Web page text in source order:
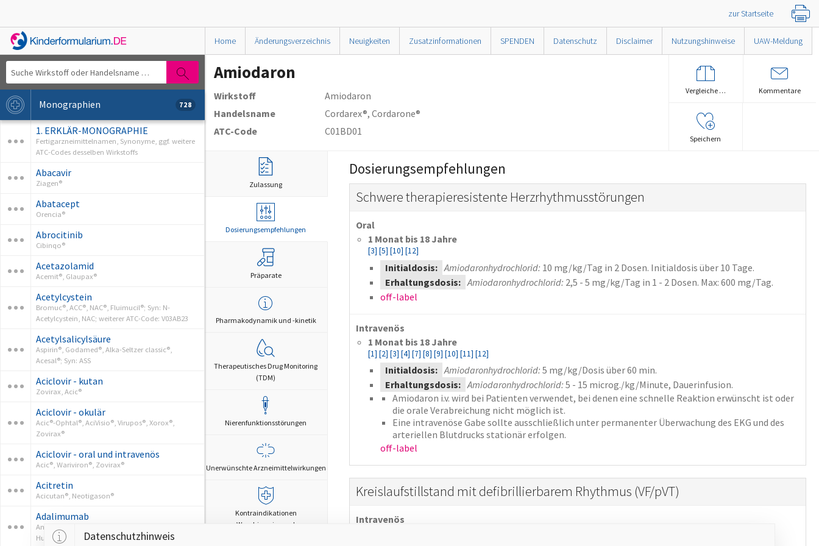
Datenschutzhinweis
zur Startseite
Home Änderungsverzeichnis Neuigkeiten Zusatzinformationen SPENDEN Datenschutz Disclaimer Nutzungshinweise UAW-Meldung
Monographien 728
1. ERKLÄR-MONOGRAPHIE
Fertigarzneimittelnamen, Synonyme, ggf. weitere
ATC-Codes desselben Wirkstoffs
Abacavir
Ziagen®
Abatacept
Orencia®
Abrocitinib
Cibinqo®
Acetazolamid
Acemit®, Glaupax®
Acetylcystein
Bromuc®, ACC®, NAC®, Fluimucil®; Syn: N-
Acetylcystein, NAC; weiterer ATC-Code: V03AB23
Acetylsalicylsäure
Aspirin®, Godamed®, Alka-Seltzer classic®,
Acesal®; Syn: ASS
Aciclovir - kutan
Zovirax, Acic®
Aciclovir - okulär
Acic®-Ophtal®, AciVisio®, Virupos®, Xorox®,
Zovirax®
Aciclovir - oral und intravenös
Acic®, Wariviron®, Zovirax®
Acitretin
Acicutan®, Neotigason®
Adalimumab
Amgevita®, Amsparity®, Hukyndra®, Hulio®,
Humira®, Hyrimoz®, Idacio®, Imraldi®, Yuflyma®
Amiodaron
Wirkstoff
Amiodaron
Handelsname
Cordarex®, Cordarone®
ATC-Code
C01BD01
Vergleiche … Kommentare
Speichern
Zulassung
Dosierungsempfehlungen
Präparate
Pharmakodynamik und -kinetik
Therapeutisches Drug Monitoring
(TDM)
Nierenfunktionsstörungen
Unerwünschte Arzneimittelwirkungen
Kontraindikationen
Warnhinweise und
Dosierungsempfehlungen
Schwere therapieresistente Herzrhythmusstörungen
Oral
1 Monat bis 18 Jahre
[3] [5] [10] [12]
Initialdosis: Amiodaronhydrochlorid: 10 mg/kg/Tag in 2 Dosen. Initialdosis über 10 Tage.
Erhaltungsdosis: Amiodaronhydrochlorid: 2,5 - 5 mg/kg/Tag in 1 - 2 Dosen. Max: 600 mg/Tag.
off-label
Intravenös
1 Monat bis 18 Jahre
[1] [2] [3] [4] [7] [8] [9] [10] [11] [12]
Initialdosis: Amiodaronhydrochlorid: 5 mg/kg/Dosis über 60 min.
Erhaltungsdosis: Amiodaronhydrochlorid: 5 - 15 microg./kg/Minute, Dauerinfusion.
Amiodaron i.v. wird bei Patienten verwendet, bei denen eine schnelle Reaktion erwünscht ist oder
die orale Verabreichung nicht möglich ist.
Eine intravenöse Gabe sollte ausschließlich unter permanenter Überwachung des EKG und des
arteriellen Blutdrucks stationär erfolgen.
off-label
Kreislaufstillstand mit defibrillierbarem Rhythmus (VF/pVT)
Intravenös